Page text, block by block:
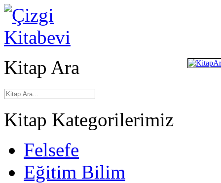
Kitap Ara
Kitap Kategorilerimiz
Felsefe
Eğitim Bilim